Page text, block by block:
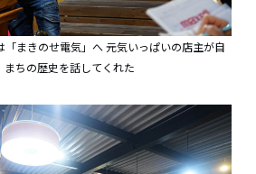
「まきのせ電気」へ 元気いっぱいの店主が自
ちの歴史を話してくれた